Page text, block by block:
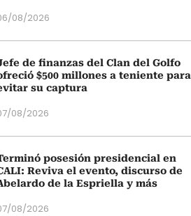
08/2026
de finanzas del Clan del Golfo
$500 millones a teniente para
su captura
08/2026
posesión presidencial en
Reviva el evento, discurso de
de la Espriella y más
08/2026